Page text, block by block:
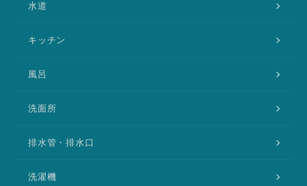
水道
キッチン
風呂
洗面所
排水管・排水口
洗濯機